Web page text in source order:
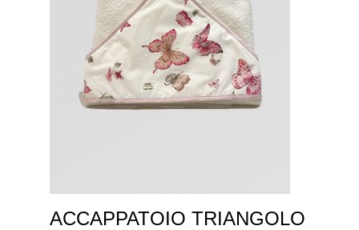
ACCAPPATOIO TRIANGOLO